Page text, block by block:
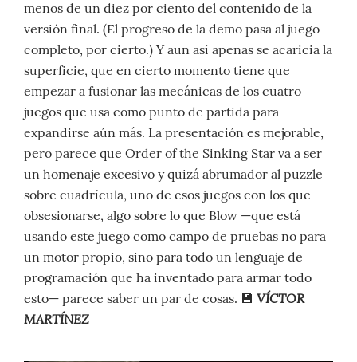
menos de un diez por ciento del contenido de la
versión final. (El progreso de la demo pasa al juego
completo, por cierto.) Y aun así apenas se acaricia la
superficie, que en cierto momento tiene que
empezar a fusionar las mecánicas de los cuatro
juegos que usa como punto de partida para
expandirse aún más. La presentación es mejorable,
pero parece que Order of the Sinking Star va a ser
un homenaje excesivo y quizá abrumador al puzzle
sobre cuadrícula, uno de esos juegos con los que
obsesionarse, algo sobre lo que Blow —que está
usando este juego como campo de pruebas no para
un motor propio, sino para todo un lenguaje de
programación que ha inventado para armar todo
esto— parece saber un par de cosas. 💾 VÍCTOR
MARTÍNEZ